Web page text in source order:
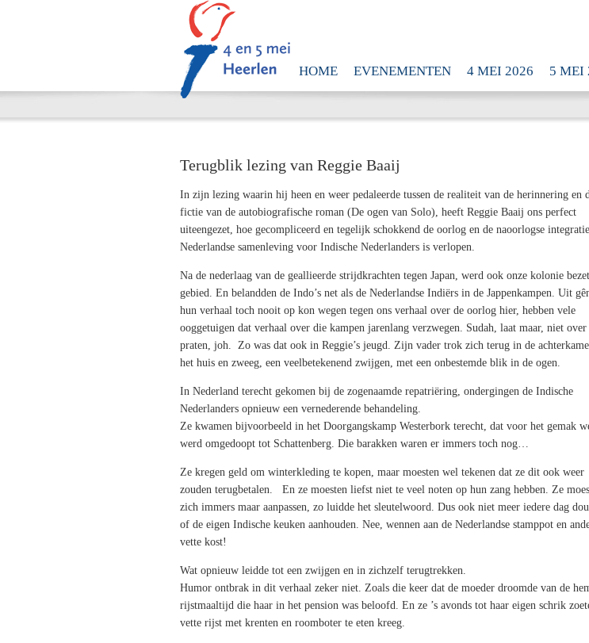
HOME EVENEMENTEN 4 MEI 2026 5 MEI
Terugblik lezing van Reggie Baaij
In zijn lezing waarin hij heen en weer pedaleerde tussen de realiteit van de herinnering en
fictie van de autobiografische roman (De ogen van Solo), heeft Reggie Baaij ons perfect
uiteengezet, hoe gecompliceerd en tegelijk schokkend de oorlog en de naoorlogse
Nederlandse samenleving voor Indische Nederlanders is verlopen.
Na de nederlaag van de geallieerde strijdkrachten tegen Japan, werd ook onze kolonie bezet
gebied. En belandden de Indo’s net als de Nederlandse Indiërs in de Jappenkampen. Uit
hun verhaal toch nooit op kon wegen tegen ons verhaal over de oorlog hier, hebben vele
ooggetuigen dat verhaal over die kampen jarenlang verzwegen. Sudah, laat maar, niet over
praten, joh. Zo was dat ook in Reggie’s jeugd. Zijn vader trok zich terug in de
het huis en zweeg, een veelbetekenend zwijgen, met een onbestemde blik in de ogen.
In Nederland terecht gekomen bij de zogenaamde repatriëring, ondergingen de Indische
Nederlanders opnieuw een vernederende behandeling.
Ze kwamen bijvoorbeeld in het Doorgangskamp Westerbork terecht, dat voor het gemak
werd omgedoopt tot Schattenberg. Die barakken waren er immers toch nog…
Ze kregen geld om winterkleding te kopen, maar moesten wel tekenen dat ze dit ook weer
zouden terugbetalen. En ze moesten liefst niet te veel noten op hun zang hebben. Ze
zich immers maar aanpassen, zo luidde het sleutelwoord. Dus ook niet meer iedere dag
of de eigen Indische keuken aanhouden. Nee, wennen aan de Nederlandse stamppot en
vette kost!
Wat opnieuw leidde tot een zwijgen en in zichzelf terugtrekken.
Humor ontbrak in dit verhaal zeker niet. Zoals die keer dat de moeder droomde van de
rijstmaaltijd die haar in het pension was beloofd. En ze ’s avonds tot haar eigen schrik
vette rijst met krenten en roomboter te eten kreeg.